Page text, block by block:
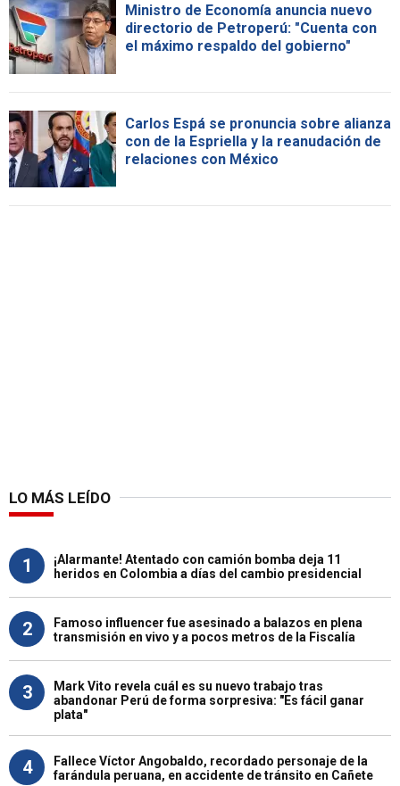
Ministro de Economía anuncia nuevo
directorio de Petroperú: "Cuenta con
el máximo respaldo del gobierno"
Carlos Espá se pronuncia sobre alianza
con de la Espriella y la reanudación de
relaciones con México
LO MÁS LEÍDO
1
¡Alarmante! Atentado con camión bomba deja 11
heridos en Colombia a días del cambio presidencial
2
Famoso influencer fue asesinado a balazos en plena
transmisión en vivo y a pocos metros de la Fiscalía
3
Mark Vito revela cuál es su nuevo trabajo tras
abandonar Perú de forma sorpresiva: "Es fácil ganar
plata"
4
Fallece Víctor Angobaldo, recordado personaje de la
farándula peruana, en accidente de tránsito en Cañete